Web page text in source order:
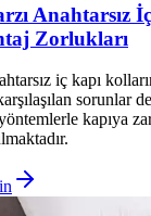
Anahtarsız
Zorlukları
iç kapı
sorunlar
kapıya